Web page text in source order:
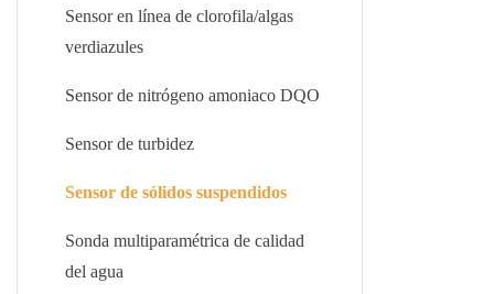
Medidor de turbidez en línea
Calidad del agua multiparámetros
Medidor de sólidos suspendido
Medidor de iones en línea
Medidor de concentración de ácido
alcalino
Sensor en línea de clorofila/algas
verdiazules
Sensor de nitrógeno amoniaco DQO
Sensor de turbidez
Sensor de sólidos suspendidos
Sonda multiparamétrica de calidad
del agua